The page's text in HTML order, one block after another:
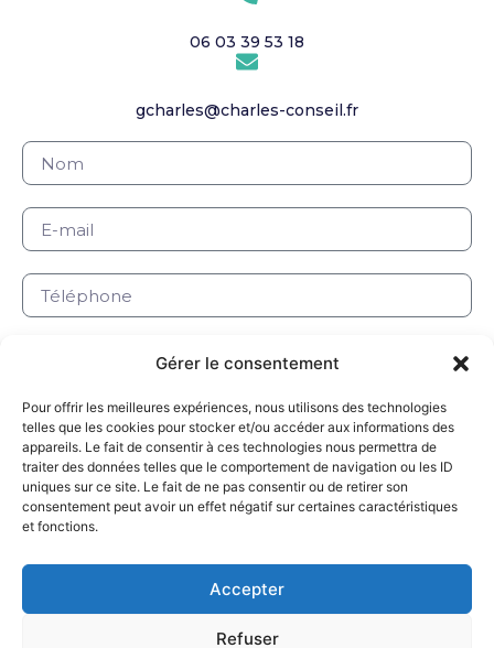
Gérer le consentement
Pour offrir les meilleures expériences, nous utilisons des technologies
telles que les cookies pour stocker et/ou accéder aux informations des
appareils. Le fait de consentir à ces technologies nous permettra de
traiter des données telles que le comportement de navigation ou les ID
uniques sur ce site. Le fait de ne pas consentir ou de retirer son
consentement peut avoir un effet négatif sur certaines caractéristiques
et fonctions.
Accepter
Refuser
06 03 39 53 18
gcharles@charles-conseil.fr
Envoyer votre message
Alternative: